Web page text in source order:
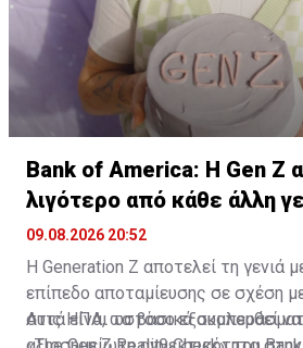
Bank of America: Η Gen Z
λιγότερο από κάθε άλλη
ξοδεύει
09.08.2026 20:52
Η Generation Z αποτελεί τη γενιά
επίπεδο αποταμίευσης σε σχέση
στις ΗΠΑ, ωστόσο εξακολουθεί να
Αυτά είναι τα βασικά